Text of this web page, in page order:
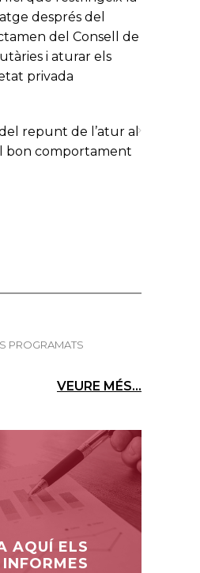
després del
del Consell de
i aturar els
privada
repunt de l’atur al
bon comportament
PROGRAMATS
VEURE MÉS...
AQUÍ ELS